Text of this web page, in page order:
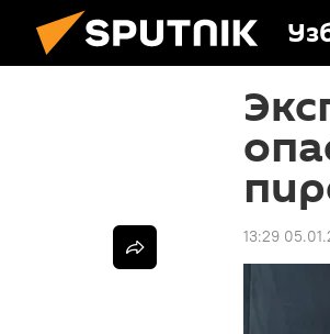
13:29